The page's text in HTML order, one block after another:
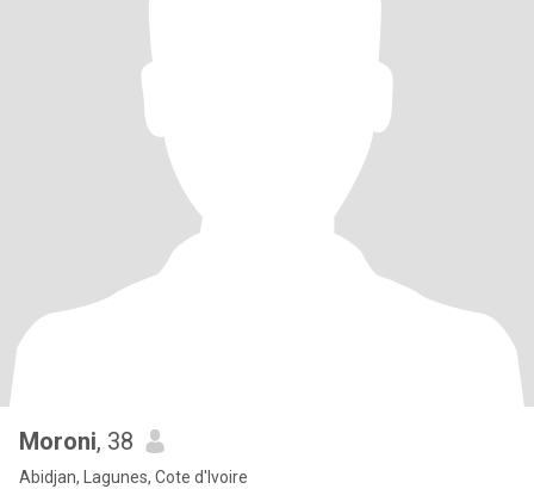
Moroni, 38
Abidjan, Lagunes, Cote d'Ivoire